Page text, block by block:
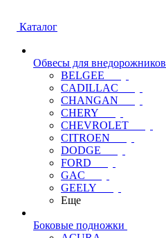
Каталог
Обвесы для внедорожников
BELGEE
CADILLAC
CHANGAN
CHERY
CHEVROLET
CITROEN
DODGE
FORD
GAC
GEELY
Еще
Боковые подножки